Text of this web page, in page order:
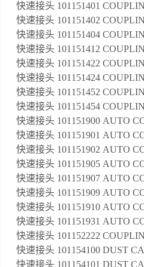
快速接头 101151401
快速接头 101151402
快速接头 101151404
快速接头 101151412
快速接头 101151422
快速接头 101151424
快速接头 101151452
快速接头 101151454
快速接头 101151900 AUTO
快速接头 101151901 AUTO
快速接头 101151902 AUTO
快速接头 101151905 AUTO
快速接头 101151907 AUTO
快速接头 101151909 AUTO
快速接头 101151910 AUTO
快速接头 101151931 AUTO
快速接头 101152222
快速接头 101154100 DUST
快速接头 101154101 DUST